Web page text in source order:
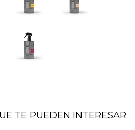
TE PUEDEN INTERESAR